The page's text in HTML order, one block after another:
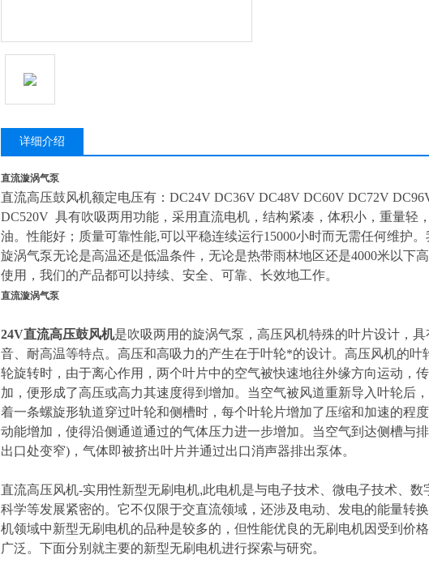
详细介绍
直流漩涡气泵
直流高压鼓风机额定电压有：DC24V DC36V DC48V DC60V DC72V
DC520V 具有吹吸两用功能，采用直流电机，结构紧凑，体积小，重量轻
油。性能好；质量可靠性能,可以平稳连续运行15000小时而无需任何维护
旋涡气泵无论是高温还是低温条件，无论是热带雨林地区还是4000米以下
使用，我们的产品都可以持续、安全、可靠、长效地工作。
直流漩涡气泵
24V直流高压鼓风机是吹吸两用的旋涡气泵，高压风机特殊的叶片设计，
音、耐高温等特点。高压和高吸力的产生在于叶轮*的设计。高压风机的叶
轮旋转时，由于离心作用，两个叶片中的空气被快速地往外缘方向运动，
加，便形成了高压或高力其速度得到增加。当空气被风道重新导入叶轮后
着一条螺旋形轨道穿过叶轮和侧槽时，每个叶轮片增加了压缩和加速的程
动能增加，使得沿侧通道通过的气体压力进一步增加。当空气到达侧槽与
出口处变窄)，气体即被挤出叶片并通过出口消声器排出泵体。
直流高压风机-实用性新型无刷电机,此电机是与电子技术、微电子技术、
科学等发展紧密的。它不仅限于交直流领域，还涉及电动、发电的能量转
机领域中新型无刷电机的品种是较多的，但性能优良的无刷电机因受到价
广泛。下面分别就主要的新型无刷电机进行探索与研究。